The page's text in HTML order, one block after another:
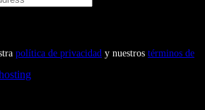
política de privacidad y nuestros términos de